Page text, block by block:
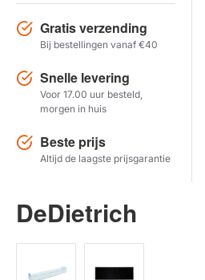
TOON
Gratis verzending
Bij bestellingen vanaf €40
Snelle levering
Voor 17.00 uur besteld,
morgen in huis
Beste prijs
Altijd de laagste prijsgarantie
DeDietrich